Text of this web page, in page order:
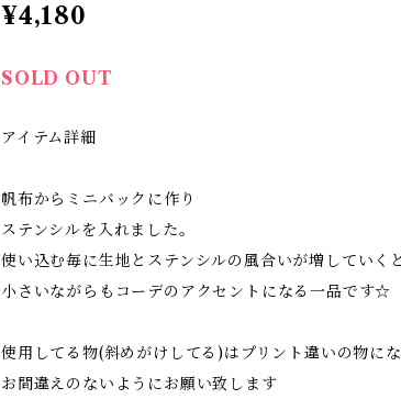
¥4,180
SOLD OUT
アイテム詳細
帆布からミニバックに作り
ステンシルを入れました。
使い込む毎に生地とステンシルの風合いが増していく
小さいながらもコーデのアクセントになる一品です☆
使用してる物(斜めがけしてる)はプリント違いの物に
お間違えのないようにお願い致します